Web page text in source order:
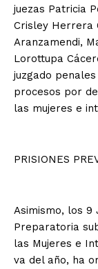
juezas Patricia
Crisley Herrera
Aranzamendi,
Lorottupa
juzgado
procesos por
las mujeres e
PRISIONES
Asimismo, los 9
Preparatoria
las Mujeres e
va del año, ha